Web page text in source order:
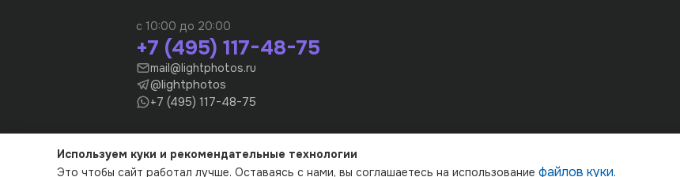
с 10:00 до 20:00
+7 (495) 117-48-75
mail@lightphotos.ru
@lightphotos
+7 (495) 117-48-75
© 2012-2026 - LightPhotos.ru, оборудование для фотостудий
Используем куки и рекомендательные технологии
Это чтобы сайт работал лучше. Оставаясь с нами, вы соглашаетесь на использование файлов куки.